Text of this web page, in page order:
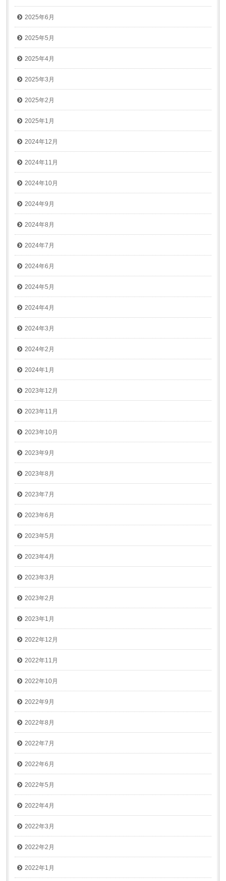
2025年6月
2025年5月
2025年4月
2025年3月
2025年2月
2025年1月
2024年12月
2024年11月
2024年10月
2024年9月
2024年8月
2024年7月
2024年6月
2024年5月
2024年4月
2024年3月
2024年2月
2024年1月
2023年12月
2023年11月
2023年10月
2023年9月
2023年8月
2023年7月
2023年6月
2023年5月
2023年4月
2023年3月
2023年2月
2023年1月
2022年12月
2022年11月
2022年10月
2022年9月
2022年8月
2022年7月
2022年6月
2022年5月
2022年4月
2022年3月
2022年2月
2022年1月